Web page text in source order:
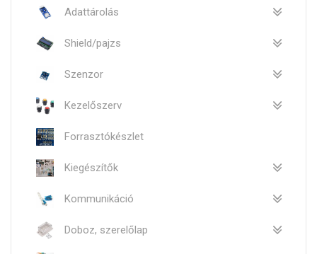
Adattárolás
Shield/pajzs
Szenzor
Kezelőszerv
Forrasztókészlet
Kiegészítők
Kommunikáció
Doboz, szerelőlap